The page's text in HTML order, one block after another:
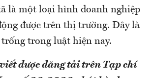
là một loại hình doanh nghiệp
được trên thị trường. Đây là
trống trong luật hiện nay.
được đăng tải trên Tạp chí